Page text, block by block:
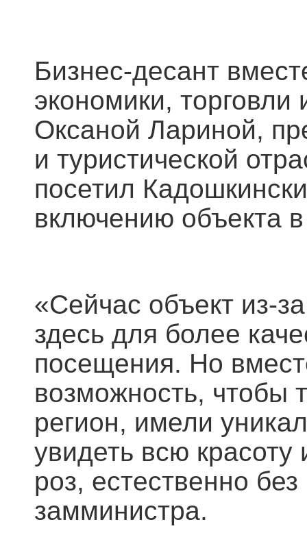
Бизнес-десант
экономики,
Оксаной Лариной,
и туристической
посетил
включению объекта
«Сейчас объект из-
здесь для более
посещения. Но
возможность, чтобы
регион, имели
увидеть всю
роз, естественно
замминистра.